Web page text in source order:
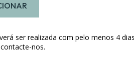
ser realizada com pelo menos 4
nos.